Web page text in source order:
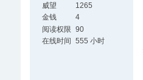
威望
1265
金钱
4
阅读权限 90
在线时间 555 小时